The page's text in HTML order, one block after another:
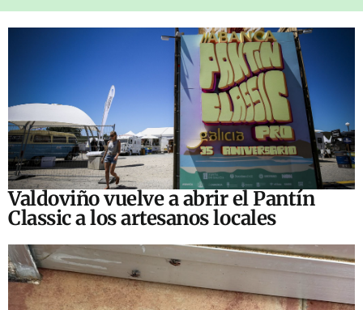
Valdoviño vuelve a abrir el Pantín
Classic a los artesanos locales